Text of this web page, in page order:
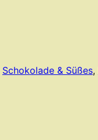
Schokolade & Süßes,